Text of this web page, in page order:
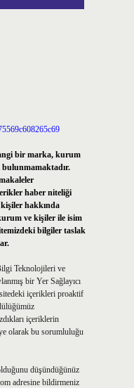
bir marka, kurum
bulunmamaktadır.
haber niteliği
hakkında
ve kişiler ile isim
bilgiler taslak
Teknolojileri ve
bir Yer Sağlayıcı
içerikleri proaktif
içeriklerin
olarak bu sorumluluğu
düşündüğünüz
adresine bildirmeniz